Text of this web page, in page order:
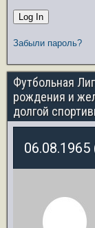
Забыли пароль?
Футбольная
рождения и
долгой
06.08.1965